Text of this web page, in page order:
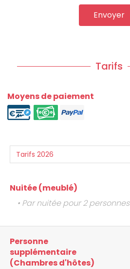
Envoyer
Tarifs
Moyens de paiement
Nuitée (meublé)
• Par nuitée pour 2 personnes
Personne
supplémentaire
(Chambres d'hôtes)